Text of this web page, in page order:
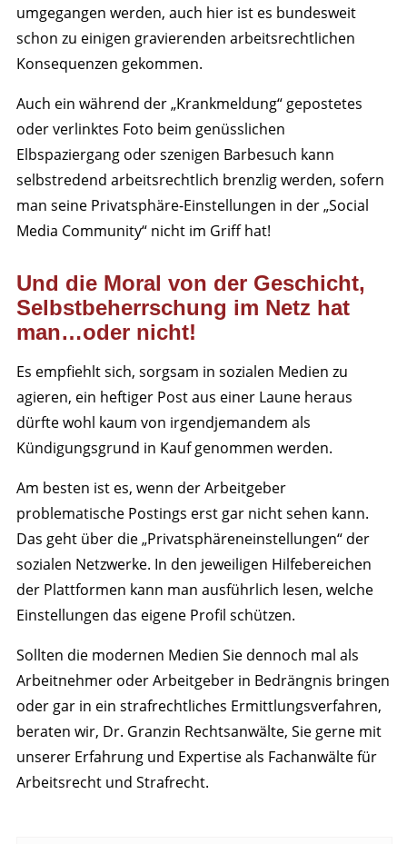
umgegangen werden, auch hier ist es bundesweit
schon zu einigen gravierenden arbeitsrechtlichen
Konsequenzen gekommen.
Auch ein während der „Krankmeldung“ gepostetes
oder verlinktes Foto beim genüsslichen
Elbspaziergang oder szenigen Barbesuch kann
selbstredend arbeitsrechtlich brenzlig werden, sofern
man seine Privatsphäre-Einstellungen in der „Social
Media Community“ nicht im Griff hat!
Und die Moral von der Geschicht,
Selbstbeherrschung im Netz hat
man…oder nicht!
Es empfiehlt sich, sorgsam in sozialen Medien zu
agieren, ein heftiger Post aus einer Laune heraus
dürfte wohl kaum von irgendjemandem als
Kündigungsgrund in Kauf genommen werden.
Am besten ist es, wenn der Arbeitgeber
problematische Postings erst gar nicht sehen kann.
Das geht über die „Privatsphäreneinstellungen“ der
sozialen Netzwerke. In den jeweiligen Hilfebereichen
der Plattformen kann man ausführlich lesen, welche
Einstellungen das eigene Profil schützen.
Sollten die modernen Medien Sie dennoch mal als
Arbeitnehmer oder Arbeitgeber in Bedrängnis bringen
oder gar in ein strafrechtliches Ermittlungsverfahren,
beraten wir, Dr. Granzin Rechtsanwälte, Sie gerne mit
unserer Erfahrung und Expertise als Fachanwälte für
Arbeitsrecht und Strafrecht.